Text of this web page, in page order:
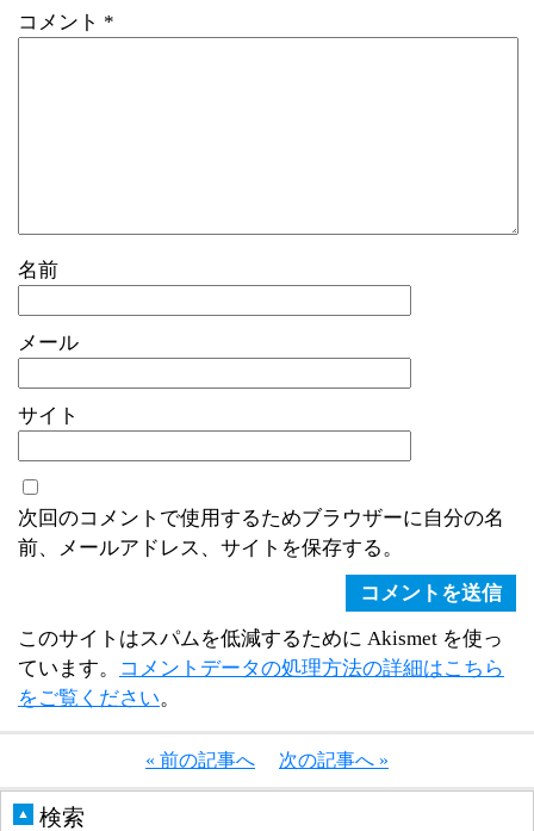
コメント *
名前
メール
サイト
次回のコメントで使用するためブラウザーに自分の名
前、メールアドレス、サイトを保存する。
このサイトはスパムを低減するために Akismet を使っ
ています。
コメントデータの処理方法の詳細はこちら
をご覧ください。
« 前の記事へ 次の記事へ »
▲ 検索